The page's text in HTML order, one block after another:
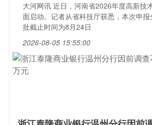
大河网讯 近日，河南省2026年度高新技
面启动。记者从省科技厅获悉，本次申
批截止时间为8月24日
2026-08-05 15:55:00